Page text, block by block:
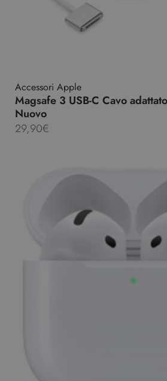
Accessori Apple
Magsafe 3 USB-C Cavo
Nuovo
29,90€